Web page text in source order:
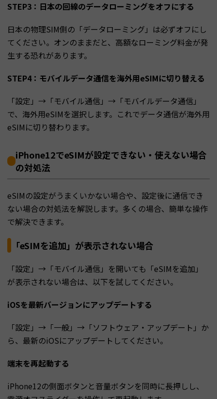
STEP3：日本の回線のデータローミングをオフにする
日本の物理SIM側の「データローミング」は必ずオフにし
てください。オンのままだと、高額なローミング料金が発
生する恐れがあります。
STEP4：モバイルデータ通信を海外用eSIMに切り替える
「設定」→「モバイル通信」→「モバイルデータ通信」
で、海外用eSIMを選択します。これでデータ通信が海外用
eSIMに切り替わります。
iPhone12でeSIMが設定できない・使えない場合
の対処法
eSIMの設定がうまくいかない場合や、設定後に通信でき
ない場合の対処法を解説します。多くの場合、簡単な操作
で解決できます。
「eSIMを追加」が表示されない場合
「設定」→「モバイル通信」を開いても「eSIMを追加」
が表示されない場合は、以下を試してください。
iOSを最新バージョンにアップデートする
「設定」→「一般」→「ソフトウェア・アップデート」か
ら、最新のiOSにアップデートしてください。
端末を再起動する
iPhone12の側面ボタンと音量ボタンを同時に長押しし、